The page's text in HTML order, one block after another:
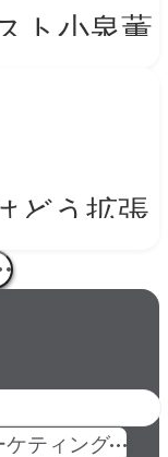
ト小泉薫
ノイズと
どう拡張
ター橋本
ケティング